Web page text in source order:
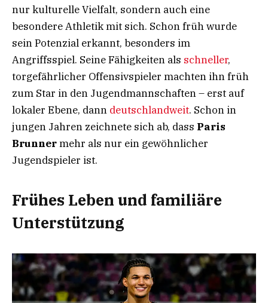
nur kulturelle Vielfalt, sondern auch eine
besondere Athletik mit sich. Schon früh wurde
sein Potenzial erkannt, besonders im
Angriffsspiel. Seine Fähigkeiten als schneller,
torgefährlicher Offensivspieler machten ihn früh
zum Star in den Jugendmannschaften – erst auf
lokaler Ebene, dann deutschlandweit. Schon in
jungen Jahren zeichnete sich ab, dass Paris
Brunnermehr als nur ein gewöhnlicher
Jugendspieler ist.
Frühes Leben und familiäre
Unterstützung